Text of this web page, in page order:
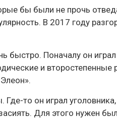
бы были не прочь
В 2017 году
быстро. Поначалу он
и второстепенные
то он играл
Для этого нужен